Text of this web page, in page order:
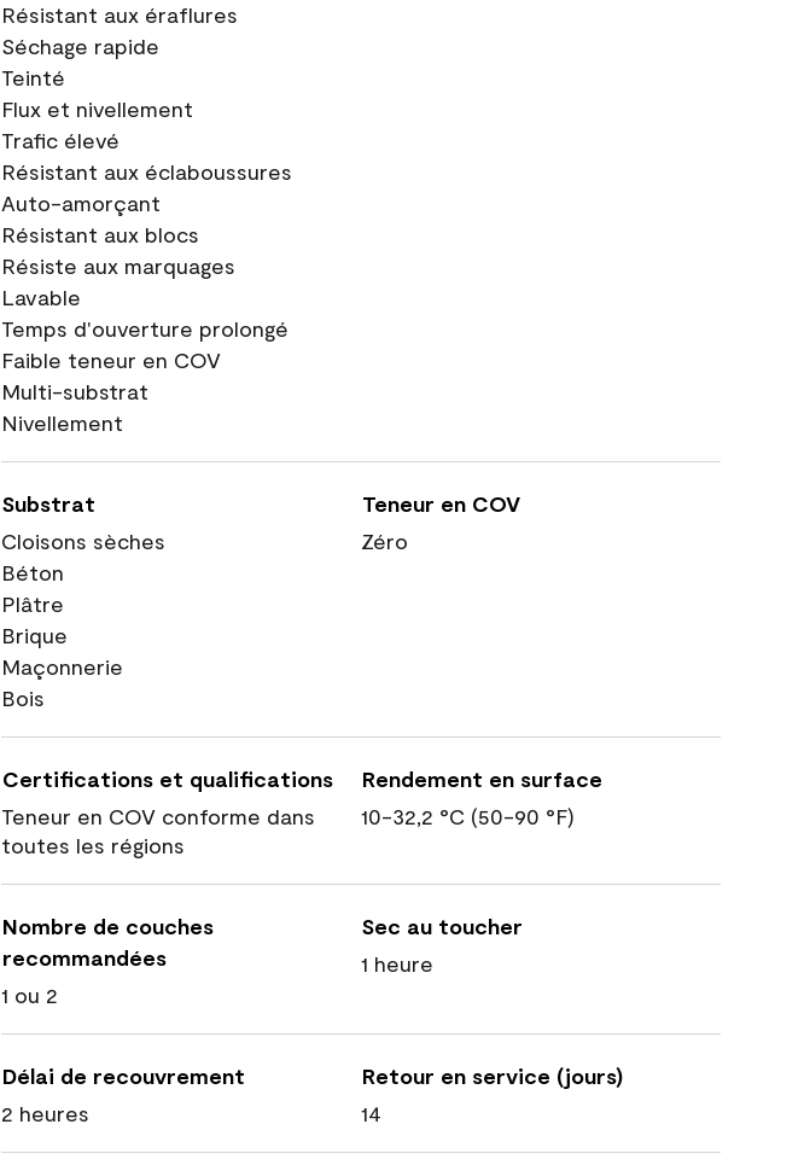
Résistant aux éraflures
Séchage rapide
Teinté
Flux et nivellement
Trafic élevé
Résistant aux éclaboussures
Auto-amorçant
Résistant aux blocs
Résiste aux marquages
Lavable
Temps d'ouverture prolongé
Faible teneur en COV
Multi-substrat
Nivellement
Substrat
Cloisons sèches
Béton
Plâtre
Brique
Maçonnerie
Bois
Teneur en COV
Zéro
Certifications et qualifications
Teneur en COV conforme dans
toutes les régions
Rendement en surface
10-32,2 °C (50-90 °F)
Nombre de couches
recommandées
1 ou 2
Sec au toucher
1 heure
Délai de recouvrement
2 heures
Retour en service (jours)
14